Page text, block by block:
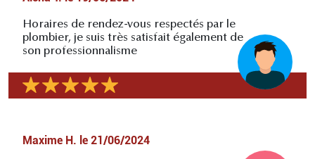
Horaires de rendez-vous respectés par le
plombier, je suis très satisfait également de
son professionnalisme
Maxime H. le 21/06/2024